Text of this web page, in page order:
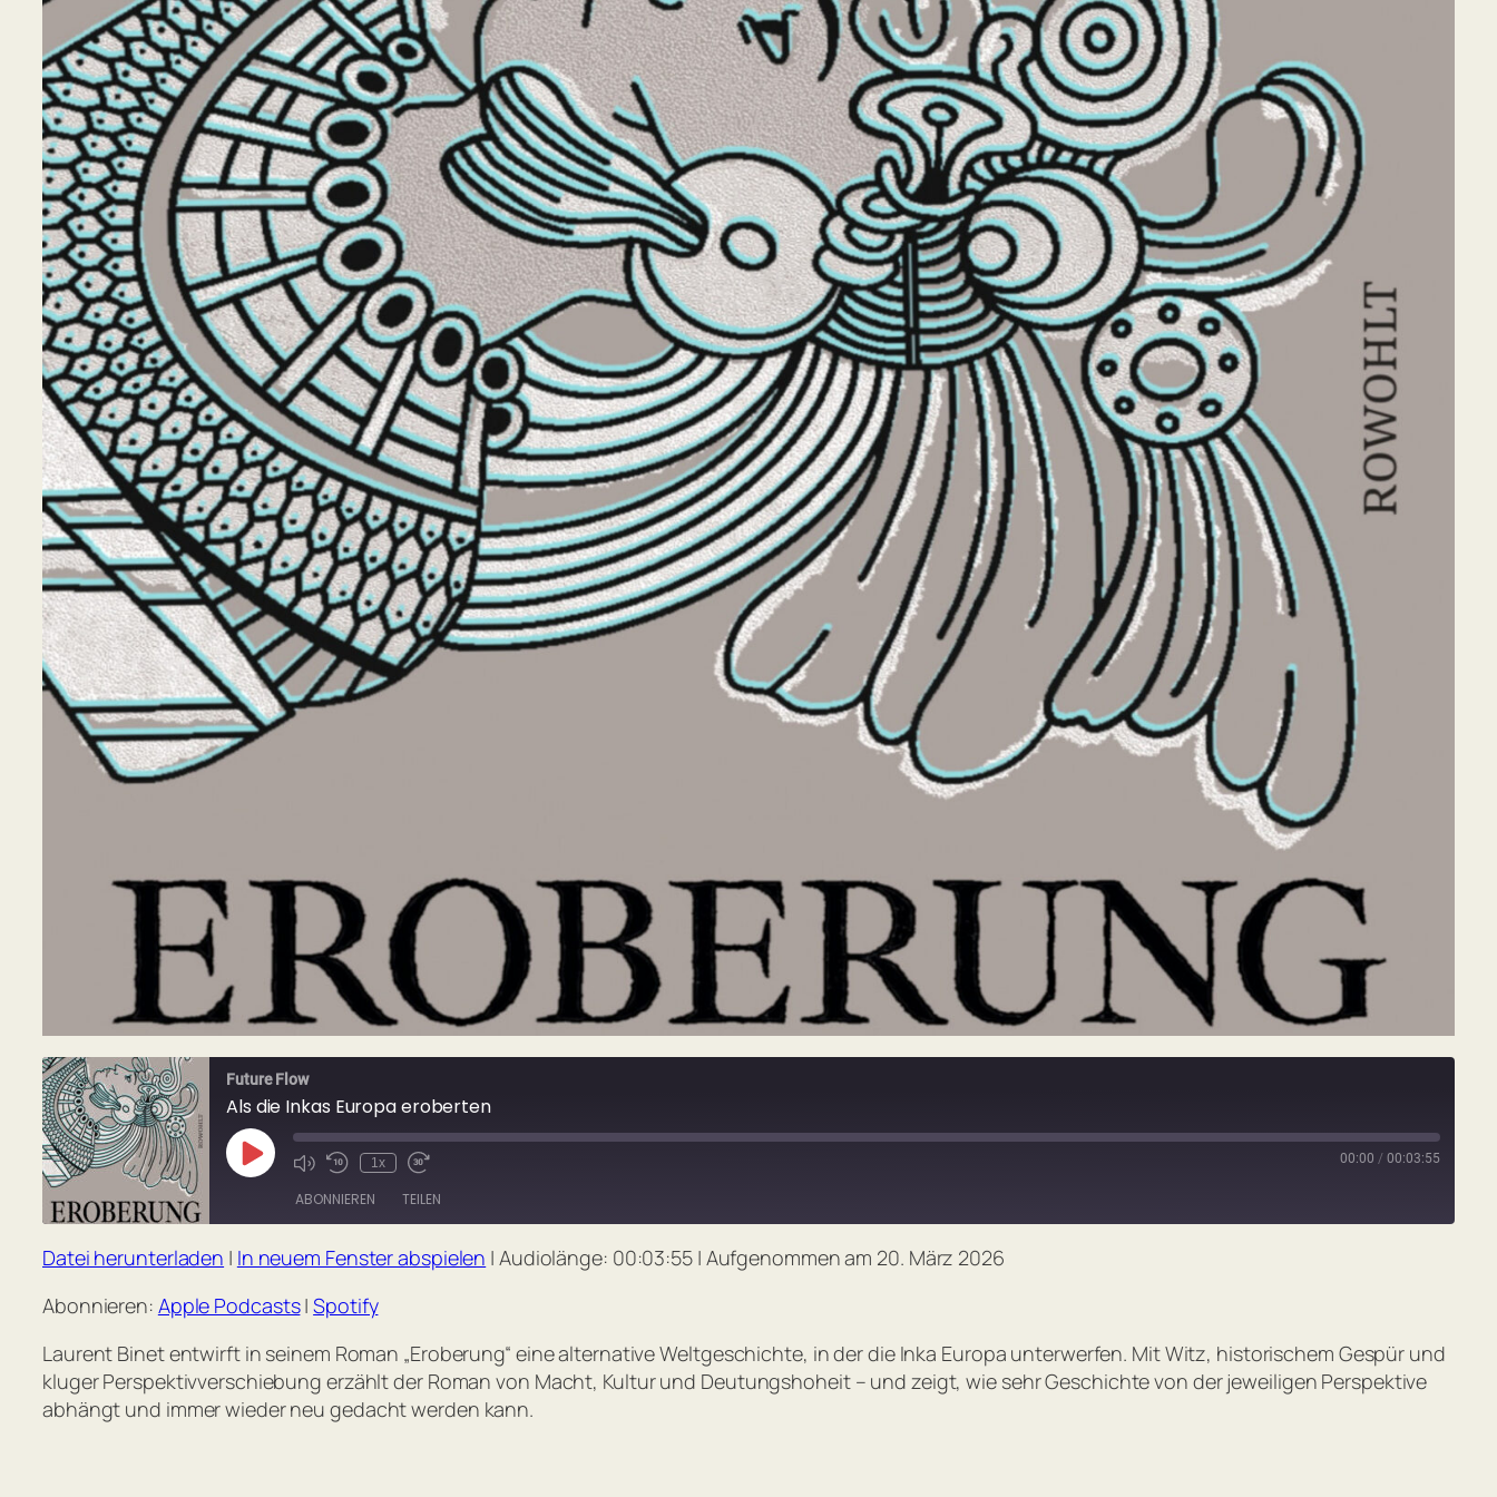
Future Flow
Als die Inkas Europa eroberten
Play
Episode Mute/Unmute
Rewind
Seconds
1x
Fast
30
seconds
00:00 / 00:03:55
ABONNIEREN TEILEN
Apple Podcasts Spotify
RSS FEED
TEILEN
LINK
EMBED
Datei herunterladen | In neuem Fenster abspielen | Audiolänge: 00:03:55| Aufgenommen am 20. März 2026
Abonnieren: Apple Podcasts|Spotify
Laurent Binet entwirft in seinem Roman „Eroberung“ eine alternative Weltgeschichte, in der die Inka Europa unterwerfen. Mit Witz, historischem Gespür und
kluger Perspektivverschiebung erzählt der Roman von Macht, Kultur und Deutungshoheit – und zeigt, wie sehr Geschichte von der jeweiligen Perspektive
abhängt und immer wieder neu gedacht werden kann.